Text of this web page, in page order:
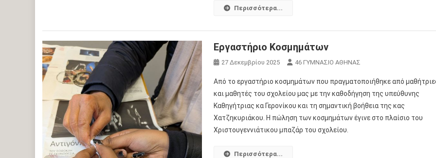
Περισσότερα...
Εργαστήριο Κοσμημάτων
27 Δεκεμβρίου 2025 46 ΓΥΜΝΑΣΙΟ ΑΘΗΝΑΣ
Από το εργαστήριο κοσμημάτων που πραγματοποιήθηκε από
και μαθητές του σχολείου μας με την καθοδήγηση της υπεύθυνης
Καθηγήτριας κα Γερονίκου και τη σημαντική βοήθεια της κας
Χατζηκυριάκου. Η πώληση των κοσμημάτων έγινε στο πλαίσιο του
Χριστουγεννιάτικου μπαζάρ του σχολείου.
Περισσότερα...